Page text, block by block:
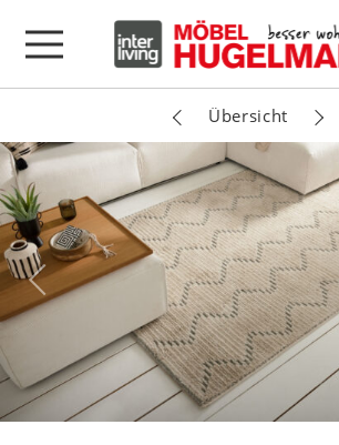
Übersicht